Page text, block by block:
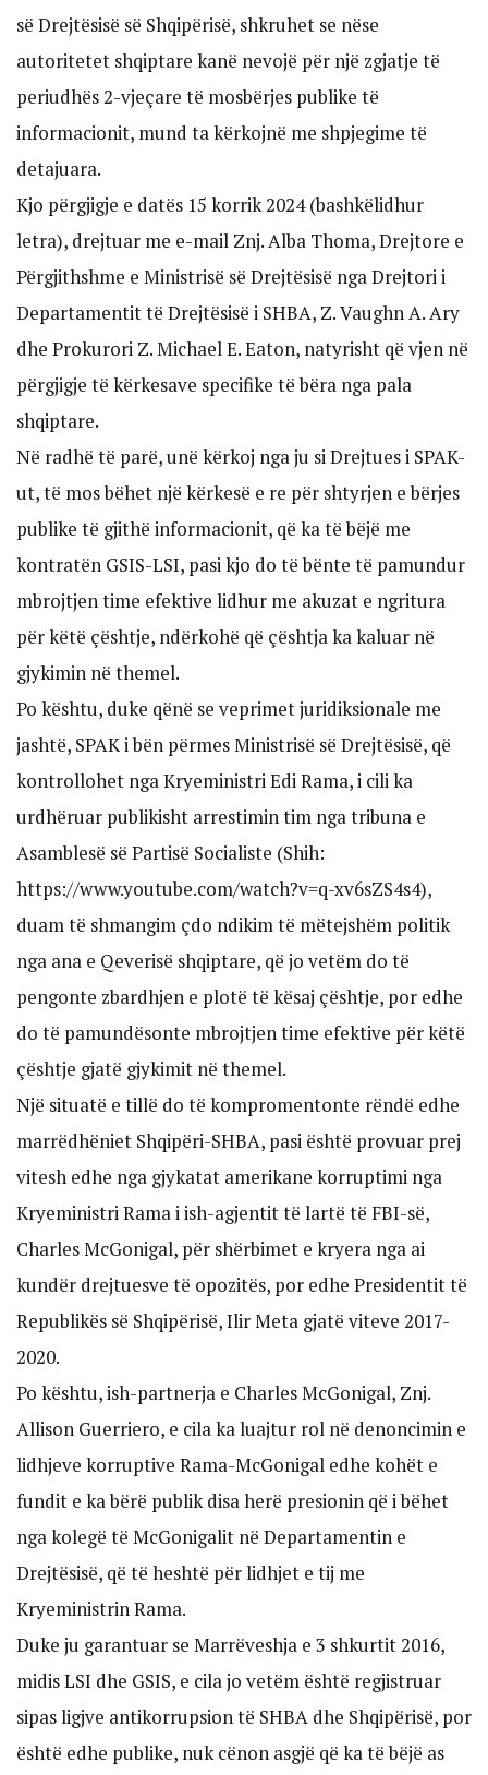
së Drejtësisë së Shqipërisë, shkruhet se nëse
autoritetet shqiptare kanë nevojë për një zgjatje të
periudhës 2-vjeçare të mosbërjes publike të
informacionit, mund ta kërkojnë me shpjegime të
detajuara.
Kjo përgjigje e datës 15 korrik 2024 (bashkëlidhur
letra), drejtuar me e-mail Znj. Alba Thoma, Drejtore e
Përgjithshme e Ministrisë së Drejtësisë nga Drejtori i
Departamentit të Drejtësisë i SHBA, Z. Vaughn A. Ary
dhe Prokurori Z. Michael E. Eaton, natyrisht që vjen në
përgjigje të kërkesave specifike të bëra nga pala
shqiptare.
Në radhë të parë, unë kërkoj nga ju si Drejtues i SPAK-
ut, të mos bëhet një kërkesë e re për shtyrjen e bërjes
publike të gjithë informacionit, që ka të bëjë me
kontratën GSIS-LSI, pasi kjo do të bënte të pamundur
mbrojtjen time efektive lidhur me akuzat e ngritura
për këtë çështje, ndërkohë që çështja ka kaluar në
gjykimin në themel.
Po kështu, duke qënë se veprimet juridiksionale me
jashtë, SPAK i bën përmes Ministrisë së Drejtësisë, që
kontrollohet nga Kryeministri Edi Rama, i cili ka
urdhëruar publikisht arrestimin tim nga tribuna e
Asamblesë së Partisë Socialiste (Shih:
https://www.youtube.com/watch?v=q-xv6sZS4s4),
duam të shmangim çdo ndikim të mëtejshëm politik
nga ana e Qeverisë shqiptare, që jo vetëm do të
pengonte zbardhjen e plotë të kësaj çështje, por edhe
do të pamundësonte mbrojtjen time efektive për këtë
çështje gjatë gjykimit në themel.
Një situatë e tillë do të kompromentonte rëndë edhe
marrëdhëniet Shqipëri-SHBA, pasi është provuar prej
vitesh edhe nga gjykatat amerikane korruptimi nga
Kryeministri Rama i ish-agjentit të lartë të FBI-së,
Charles McGonigal, për shërbimet e kryera nga ai
kundër drejtuesve të opozitës, por edhe Presidentit të
Republikës së Shqipërisë, Ilir Meta gjatë viteve 2017-
2020.
Po kështu, ish-partnerja e Charles McGonigal, Znj.
Allison Guerriero, e cila ka luajtur rol në denoncimin e
lidhjeve korruptive Rama-McGonigal edhe kohët e
fundit e ka bërë publik disa herë presionin që i bëhet
nga kolegë të McGonigalit në Departamentin e
Drejtësisë, që të heshtë për lidhjet e tij me
Kryeministrin Rama.
Duke ju garantuar se Marrëveshja e 3 shkurtit 2016,
midis LSI dhe GSIS, e cila jo vetëm është regjistruar
sipas ligjve antikorrupsion të SHBA dhe Shqipërisë, por
është edhe publike, nuk cënon asgjë që ka të bëjë as